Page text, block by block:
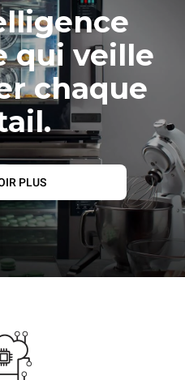
qui veille
chaque
PLUS